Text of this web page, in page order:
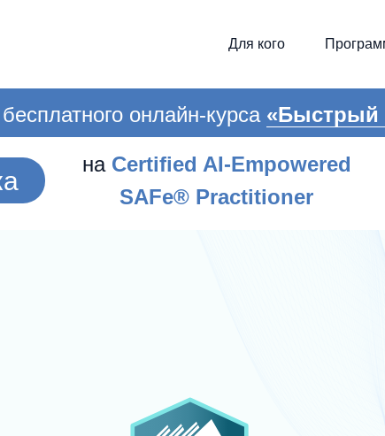
Для кого
онлайн-курса «Быстрый
на Certified AI-Empowered
SAFe® Practitioner